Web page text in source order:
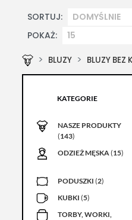
SORTUJ:
POKAŻ:
BLUZY BLUZY BEZ
KATEGORIE
NASZE PRODUKTY
(143)
ODZIEŻ MĘSKA(15)
PODUSZKI (2)
KUBKI (5)
TORBY, WORKI,